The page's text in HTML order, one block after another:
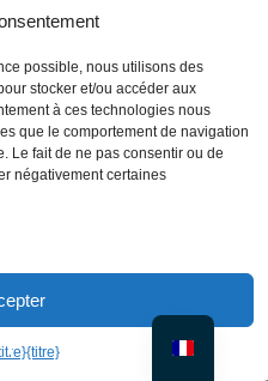
possible, nous utilisons des
stocker et/ou accéder aux
à ces technologies nous
que le comportement de navigation
Le fait de ne pas consentir ou de
négativement certaines
{titre}
bonnes pratiques, vous
En ligne, avec des
et prêts pour la
de travail commerciaux
des simples retouches
si le PiktID est
et comment les